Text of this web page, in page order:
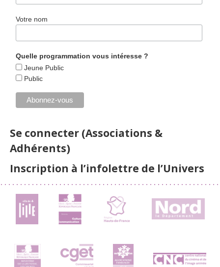
Votre nom
Quelle programmation vous intéresse ?
Jeune Public
Public
Se connecter (Associations &
Adhérents)
Inscription à l’infolettre de l’Univers